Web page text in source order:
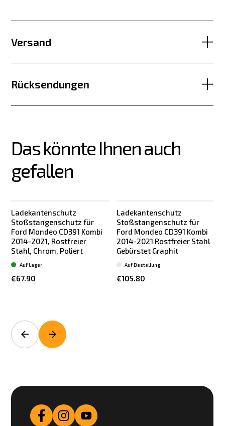
Versand
Rücksendungen
Das könnte Ihnen auch
gefallen
Ladekantenschutz
Stoßstangenschutz für
Ford Mondeo CD391 Kombi
2014-2021, Rostfreier
Stahl, Chrom, Poliert
€67.90
Auf Lager
Ladekantenschutz
Stoßstangenschutz für
Ford Mondeo CD391 Kombi
2014-2021 Rostfreier Stahl
Gebürstet Graphit
€105.80
Auf Bestellung